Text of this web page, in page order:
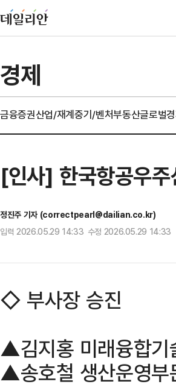
경제
금융증권산업/재계중기/벤처부동산글로벌
[인사] 한국항공우
정진주 기자 (correctpearl@dailian.co.kr)
입력 2026.05.29 14:33 수정 2026.05.29 14:33
◇ 부사장 승진
▲김지홍 미래융합기
▲송호철 생산운영부